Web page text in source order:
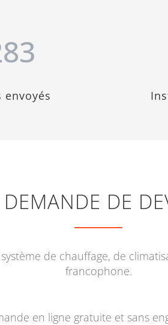
envoyés
DEMANDE DE
système de chauffage, de
francophone.
en ligne gratuite et sans